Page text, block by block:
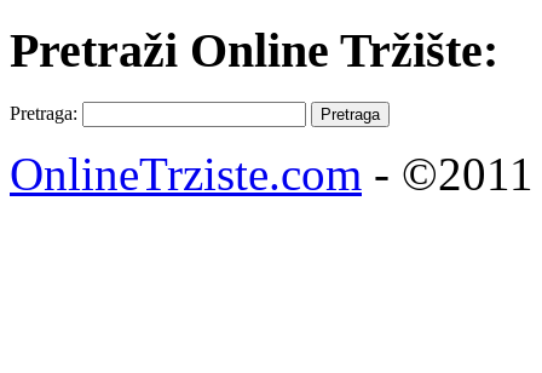
Pretraži Online Tržište:
Pretraga:
OnlineTrziste.com - ©2011